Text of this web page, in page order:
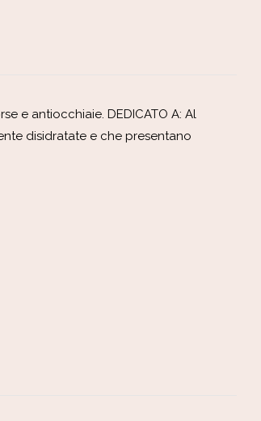
e antiocchiaie. DEDICATO A: Al
disidratate e che presentano